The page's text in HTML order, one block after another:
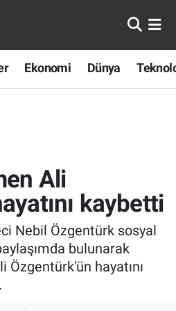
Ekonomi Dünya
Ali
kaybetti
Nebil Özgentürk sosyal
bulunarak
hayatını
ve Fikstür